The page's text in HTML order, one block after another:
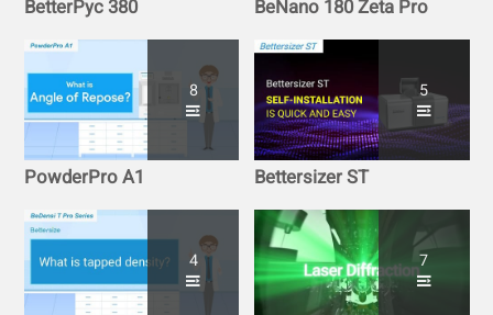
BetterPyc 380 BeNano 180 Zeta Pro
8
PowderPro A1
5
Bettersizer ST
4 7